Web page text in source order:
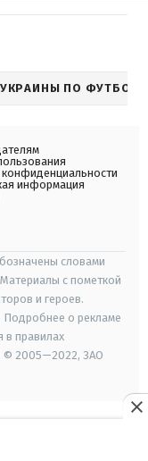
ПО ФУТБОЛУ
информация
словами
с пометкой
и героев.
Подробнее о рекламе
в правилах
© 2005—2022, ЗАО